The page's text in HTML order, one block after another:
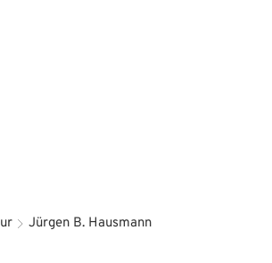
Jürgen B. Hausmann